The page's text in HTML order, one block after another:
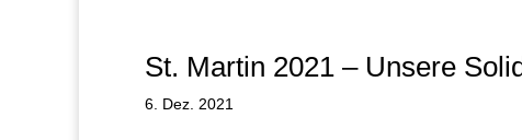
St. Martin 2021 – Unsere
6. Dez. 2021